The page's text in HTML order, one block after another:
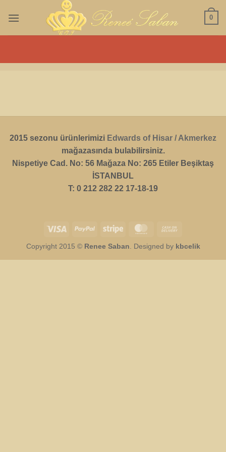
0
2015 sezonu ürünlerimizi Edwards of Hisar / Akmerkez
mağazasında bulabilirsiniz.
Nispetiye Cad. No: 56 Mağaza No: 265 Etiler Beşiktaş
İSTANBUL
T: 0 212 282 22 17-18-19
Visa PayPal Stripe MasterCard
Delivery
Copyright 2015 © Renee Saban . Designed by kbcelik